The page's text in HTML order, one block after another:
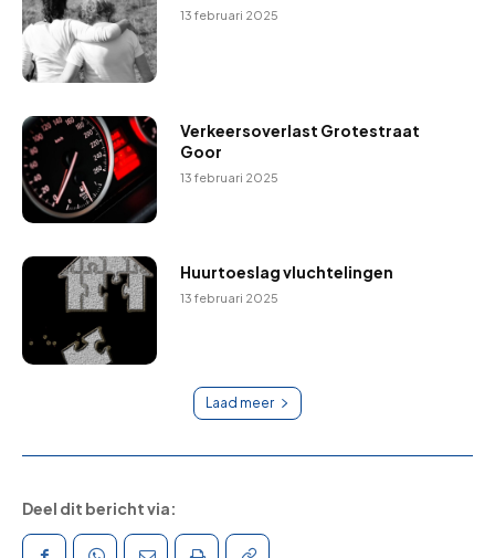
13 februari 2025
Verkeersoverlast Grotestraat
Goor
13 februari 2025
Huurtoeslag vluchtelingen
13 februari 2025
Laad meer
Deel dit bericht via: